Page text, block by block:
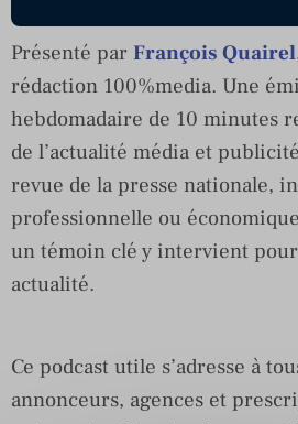
Présenté par François Quairel
rédaction 100%media. Une
hebdomadaire de 10 minutes
de l’actualité média et
revue de la presse nationale,
professionnelle ou
un témoin clé y intervient
actualité.
Ce podcast utile s’adresse à
annonceurs, agences et